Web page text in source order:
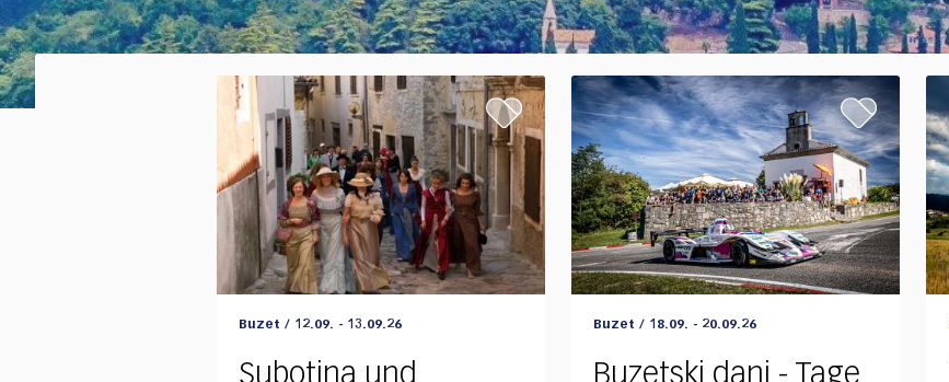
Experience
Buzet / 12.09. - 13.09.26
Subotina und
Experience
Buzet / 18.09. - 20.09.26
Buzetski dani - Tage